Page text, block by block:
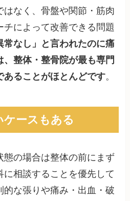
はなく、骨盤や関節・筋肉
によって改善できる問題
常なし」と言われたのに痛
整体・整骨院が最も専門
あることがほとんどです。
ースもある
態の場合は整体の前にまず
に相談することを優先して
的な張りや痛み・出血・破